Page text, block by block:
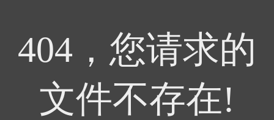
404，您请求的
文件不存在!